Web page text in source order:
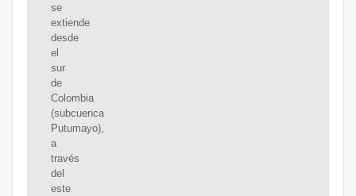
se
extiende
desde
el
sur
de
Colombia
(subcuenca
Putumayo),
a
través
del
este